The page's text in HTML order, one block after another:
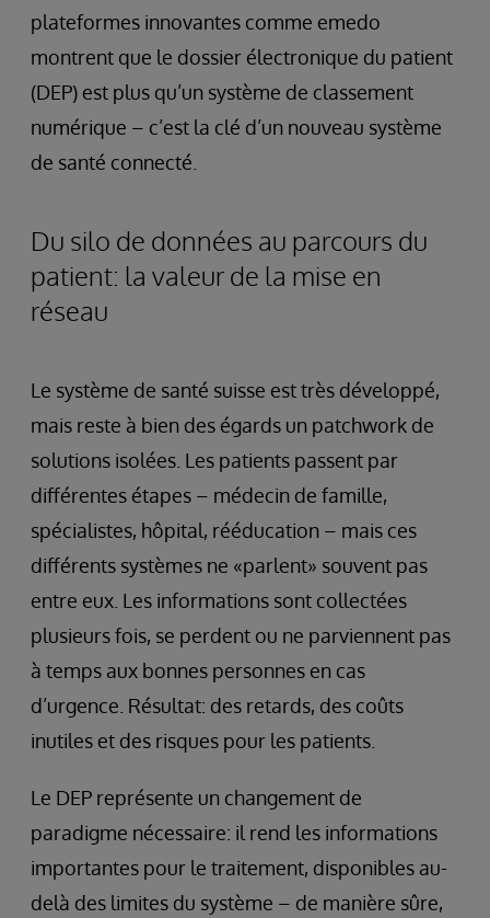
plateformes innovantes comme emedo
montrent que le dossier électronique du patient
(DEP) est plus qu’un système de classement
numérique – c’est la clé d’un nouveau système
de santé connecté.
Du silo de données au parcours du
patient: la valeur de la mise en
réseau
Le système de santé suisse est très développé,
mais reste à bien des égards un patchwork de
solutions isolées. Les patients passent par
différentes étapes – médecin de famille,
spécialistes, hôpital, rééducation – mais ces
différents systèmes ne «parlent» souvent pas
entre eux. Les informations sont collectées
plusieurs fois, se perdent ou ne parviennent pas
à temps aux bonnes personnes en cas
d’urgence. Résultat: des retards, des coûts
inutiles et des risques pour les patients.
Le DEP représente un changement de
paradigme nécessaire: il rend les informations
importantes pour le traitement, disponibles au-
delà des limites du système – de manière sûre,